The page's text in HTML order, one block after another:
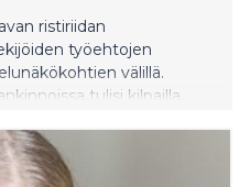
ristiriidan
työehtojen
välillä.
tulisi kilpailla